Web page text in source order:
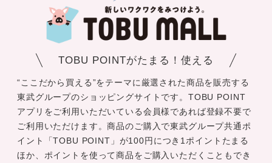
TOBU POINTがたまる！使える
“ここだから買える”をテーマに厳選された商品を販売する
東武グループのショッピングサイトです。TOBU POINT
アプリをご利用いただいている会員様であれば登録不要で
ご利用いただけます。商品のご購入で東武グループ共通ポ
イント「TOBU POINT」が100円につき1ポイントたまる
ほか、ポイントを使って商品をご購入いただくこともでき